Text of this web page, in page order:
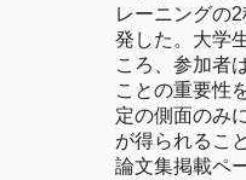
レーニングの
発した。大学
ころ、参加者
ことの重要性
定の側面のみ
が得られるこ
論文集掲載ペ